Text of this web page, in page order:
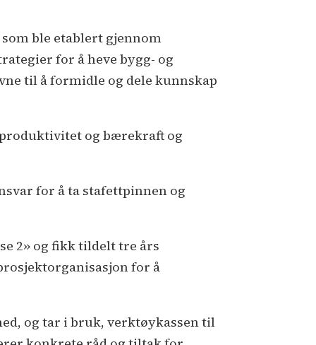
ble etablert gjennom
for å heve bygg- og
til å formidle og dele kunnskap
og bærekraft og
for å ta stafettpinnen og
2» og fikk tildelt tre års
for å
og tar i bruk, verktøykassen til